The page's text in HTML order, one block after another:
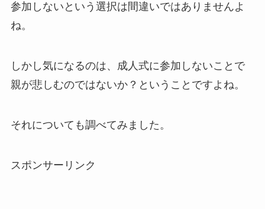
参加しないという選択は間違いではありませんよ
ね。
しかし気になるのは、成人式に参加しないことで
親が悲しむのではないか？ということですよね。
それについても調べてみました。
スポンサーリンク